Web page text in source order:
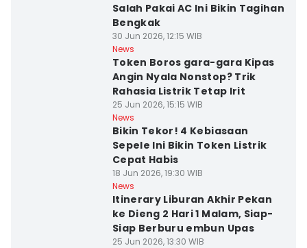
Salah Pakai AC Ini Bikin Tagihan
Bengkak
30 Jun 2026, 12:15 WIB
News
Token Boros gara-gara Kipas
Angin Nyala Nonstop? Trik
Rahasia Listrik Tetap Irit
25 Jun 2026, 15:15 WIB
News
Bikin Tekor! 4 Kebiasaan
Sepele Ini Bikin Token Listrik
Cepat Habis
18 Jun 2026, 19:30 WIB
News
Itinerary Liburan Akhir Pekan
ke Dieng 2 Hari 1 Malam, Siap-
Siap Berburu embun Upas
25 Jun 2026, 13:30 WIB